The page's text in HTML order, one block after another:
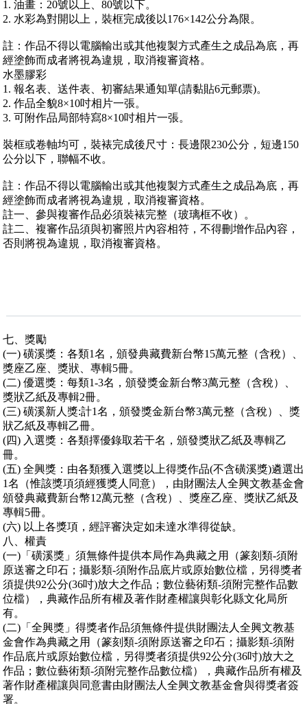
1. 油畫：20號以上、80號以下。
2. 水彩為對開以上，裝框完成後以176×142公分為限。
註：作品不得以電腦輸出或其他複製方式產生之成品為底，再
經塗飾而成者將視為違規，取消複審資格。
水墨膠彩
1. 報名表、送件表、初審結果通知單(請黏貼6元郵票)。
2. 作品全貌8×10吋相片一張。
3. 可附作品局部特寫8×10吋相片一張。
裝框或卷軸均可，裝裱完成後尺寸：長邊限230公分，短邊150
公分以下，聯幅不收。
註：作品不得以電腦輸出或其他複製方式產生之成品為底，再
經塗飾而成者將視為違規，取消複審資格。
註一、參與複審作品必須裝裱完整（玻璃框不收）。
註二、複審作品須與初審照片內容相符，不得刪增作品內容，
否則將視為違規，取消複審資格。
七、獎勵
(一) 磺溪獎：各類1名，頒發典藏費新台幣15萬元整（含稅）、
獎座乙座、獎狀、專輯5冊。
(二) 優選獎：每類1-3名，頒發獎金新台幣3萬元整（含稅）、
獎狀乙紙及專輯2冊。
(三) 磺溪新人獎:計1名，頒發獎金新台幣3萬元整（含稅）、獎
狀乙紙及專輯乙冊。
(四) 入選獎：各類擇優錄取若干名，頒發獎狀乙紙及專輯乙
冊。
(五) 全興獎：由各類獲入選獎以上得獎作品(不含磺溪獎)遴選出
1名（惟該獎項須經獲獎人同意），由財團法人全興文教基金會
頒發典藏費新台幣12萬元整（含稅）、獎座乙座、獎狀乙紙及
專輯5冊。
(六) 以上各獎項，經評審決定如未達水準得從缺。
八、權責
(一)「磺溪獎」須無條件提供本局作為典藏之用（篆刻類-須附
原送審之印石；攝影類-須附作品底片或原始數位檔，另得獎者
須提供92公分(36吋)放大之作品；數位藝術類-須附完整作品數
位檔），典藏作品所有權及著作財產權讓與彰化縣文化局所
有。
(二)「全興獎」得獎者作品須無條件提供財團法人全興文教基
金會作為典藏之用（篆刻類-須附原送審之印石；攝影類-須附
作品底片或原始數位檔，另得獎者須提供92公分(36吋)放大之
作品；數位藝術類-須附完整作品數位檔），典藏作品所有權及
著作財產權讓與同意書由財團法人全興文教基金會與得獎者簽
署。